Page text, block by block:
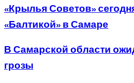
«Крылья Советов»
«Балтикой» в Самаре
В Самарской области
грозы